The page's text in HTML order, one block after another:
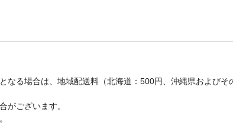
なる場合は、地域配送料（北海道：500円、沖縄県および
がございます。